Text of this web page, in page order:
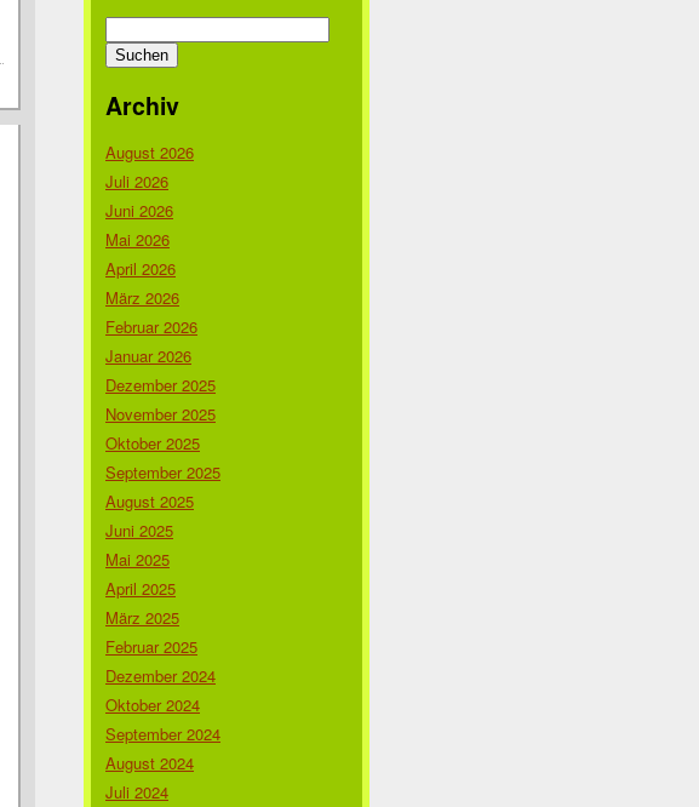
nach:
Archiv
August 2026
Juli 2026
Juni 2026
Mai 2026
April 2026
März 2026
Februar 2026
Januar 2026
Dezember 2025
November 2025
Oktober 2025
September 2025
August 2025
Juni 2025
Mai 2025
April 2025
März 2025
Februar 2025
Dezember 2024
Oktober 2024
September 2024
August 2024
Juli 2024